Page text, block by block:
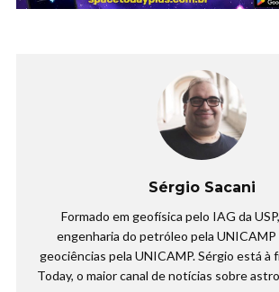
Sérgio Sacani
Formado em geofísica pelo IAG da
engenharia do petróleo pela
geociências pela UNICAMP. Sérgio está à
Today, o maior canal de notícias sobre